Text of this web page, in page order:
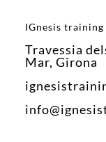
IGnesis
Travessia
Mar, Girona